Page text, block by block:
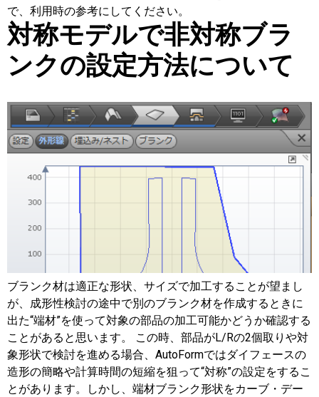
で、利用時の参考にしてください。
対称モデルで非対称ブラ
ンクの設定方法について
ブランク材は適正な形状、サイズで加工することが望まし
が、成形性検討の途中で別のブランク材を作成するときに
出た“端材”を使って対象の部品の加工可能かどうか確認する
ことがあると思います。 この時、部品がL/Rの2個取りや対
象形状で検討を進める場合、AutoFormではダイフェースの
造形の簡略や計算時間の短縮を狙って“対称”の設定をするこ
とがあります。しかし、端材ブランク形状をカーブ・デー